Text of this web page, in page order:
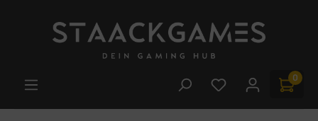
Du hast 0 0